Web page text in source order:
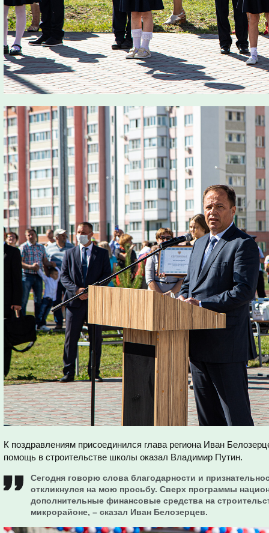
К поздравлениям присоединился глава региона Иван
помощь в строительстве школы оказал Владимир Путин.
Сегодня говорю слова благодарности и
откликнулся на мою просьбу. Сверх программы
дополнительные финансовые средства на
микрорайоне, – сказал Иван Белозерцев.